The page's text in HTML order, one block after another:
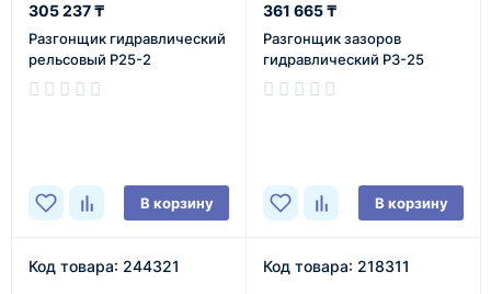
305 237 ₸
Разгонщик гидравлический
рельсовый Р25-2
В корзину
361 665 ₸
Разгонщик зазоров
гидравлический РЗ-25
В корзину
Код товара: 244321 Код товара: 218311